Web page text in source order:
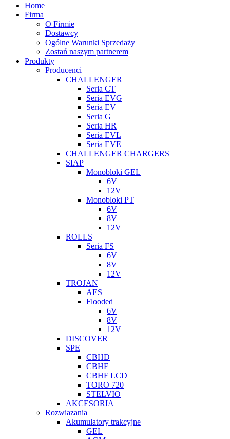
Home
Firma
O Firmie
Dostawcy
Ogólne Warunki Sprzedaży
Zostań naszym partnerem
Produkty
Producenci
CHALLENGER
Seria CT
Seria EVG
Seria EV
Seria G
Seria HR
Seria EVL
Seria EVE
CHALLENGER CHARGERS
SIAP
Monobloki GEL
6V
12V
Monobloki PT
6V
8V
12V
ROLLS
Seria FS
6V
8V
12V
TROJAN
AES
Flooded
6V
8V
12V
DISCOVER
SPE
CBHD
CBHF
CBHF LCD
TORO 720
STELVIO
AKCESORIA
Rozwiazania
Akumulatory trakcyjne
GEL